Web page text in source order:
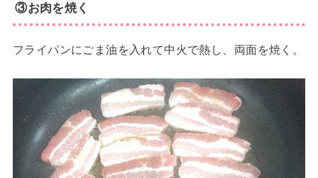
③お肉を焼く
フライパンにごま油を入れて中火で熱し、両面を焼く。